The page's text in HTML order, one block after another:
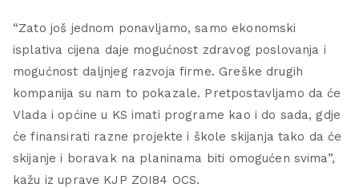
“Zato još jednom ponavljamo, samo ekonomski
isplativa cijena daje mogućnost zdravog poslovanja i
mogućnost daljnjeg razvoja firme. Greške drugih
kompanija su nam to pokazale. Pretpostavljamo da će
Vlada i općine u KS imati programe kao i do sada, gdje
će finansirati razne projekte i škole skijanja tako da će
skijanje i boravak na planinama biti omogućen svima”,
kažu iz uprave KJP ZOI84 OCS.